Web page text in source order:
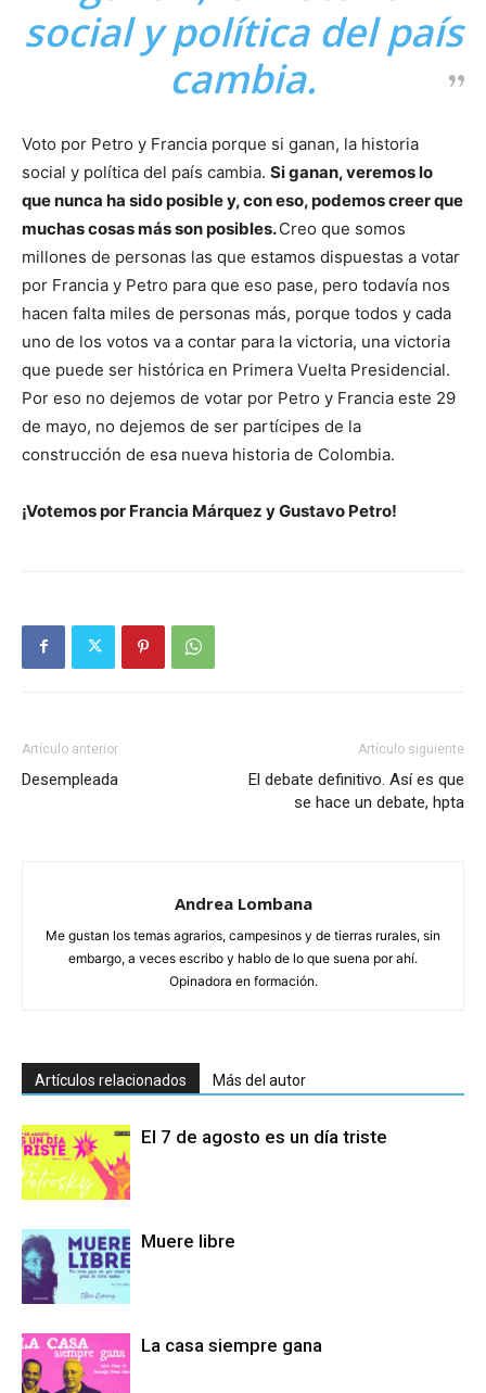
social y política del país
cambia.
Voto por Petro y Francia porque si ganan, la historia
social y política del país cambia. Si ganan, veremos lo
que nunca ha sido posible y, con eso, podemos creer que
muchas cosas más son posibles.Creo que somos
millones de personas las que estamos dispuestas a votar
por Francia y Petro para que eso pase, pero todavía nos
hacen falta miles de personas más, porque todos y cada
uno de los votos va a contar para la victoria, una victoria
que puede ser histórica en Primera Vuelta Presidencial.
Por eso no dejemos de votar por Petro y Francia este 29
de mayo, no dejemos de ser partícipes de la
construcción de esa nueva historia de Colombia.
¡Votemos por Francia Márquez y Gustavo Petro!
Artículo anterior
Desempleada
Artículo siguiente
El debate definitivo. Así es que
se hace un debate, hpta
Andrea Lombana
Me gustan los temas agrarios, campesinos y de tierras rurales, sin
embargo, a veces escribo y hablo de lo que suena por ahí.
Opinadora en formación.
Artículos relacionados Más del autor
El 7 de agosto es un día triste
Muere libre
La casa siempre gana